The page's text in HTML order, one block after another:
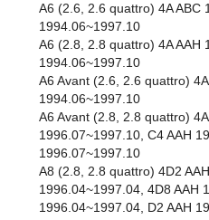
A6 (2.6, 2.6 quattro) 4A ABC
1994.06~1997.10
A6 (2.8, 2.8 quattro) 4A AAH
1994.06~1997.10
A6 Avant (2.6, 2.6 quattro)
1994.06~1997.10
A6 Avant (2.8, 2.8 quattro)
1996.07~1997.10, C4 AAH
1996.07~1997.10
A8 (2.8, 2.8 quattro) 4D2
1996.04~1997.04, 4D8 AAH
1996.04~1997.04, D2 AAH